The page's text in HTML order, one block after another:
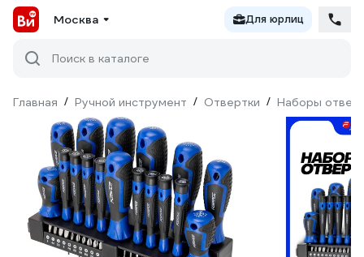
Москва Для юрлиц
Поиск в каталоге
Главная / Ручной инструмент / Отвертки / Наборы